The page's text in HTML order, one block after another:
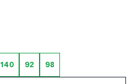
140 92 98